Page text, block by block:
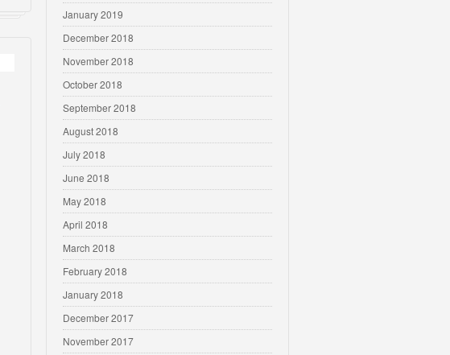
January 2019
December 2018
November 2018
October 2018
September 2018
August 2018
July 2018
June 2018
May 2018
April 2018
March 2018
February 2018
January 2018
December 2017
November 2017